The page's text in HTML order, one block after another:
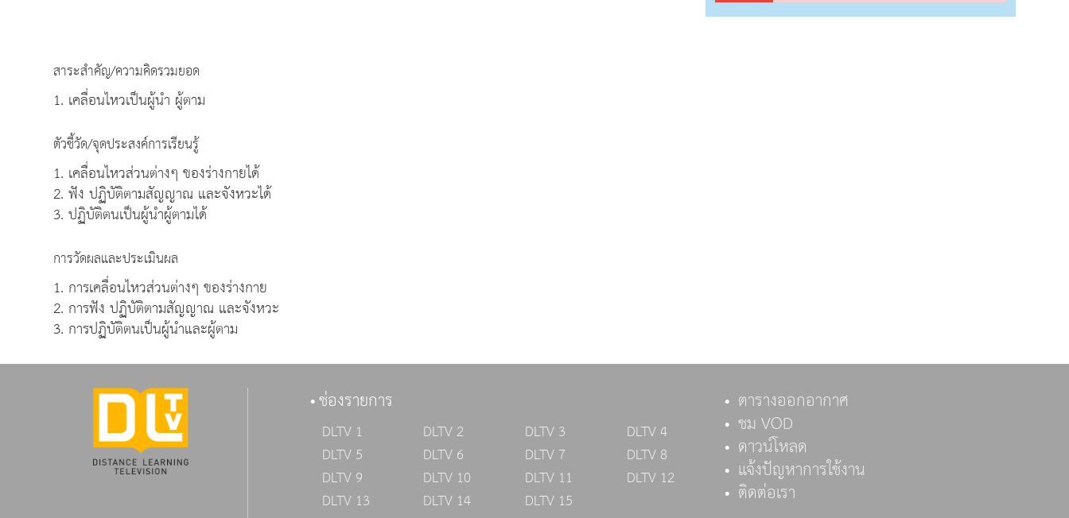
สาระสำคัญ/ความคิดรวมยอด
1. เคลื่อนไหวเป็นผู้นำ ผู้ตาม
ตัวชี้วัด/จุดประสงค์การเรียนรู้
1. เคลื่อนไหวส่วนต่างๆ ของร่างกายได้
2. ฟัง ปฏิบัติตามสัญญาณ และจังหวะได้
3. ปฏิบัติตนเป็นผู้นำผู้ตามได้
การวัดผลและประเมินผล
1. การเคลื่อนไหวส่วนต่างๆ ของร่างกาย
2. การฟัง ปฏิบัติตามสัญญาณ และจังหวะ
3. การปฏิบัติตนเป็นผู้นำและผู้ตาม
ช่องรายการ
DLTV 1 DLTV 2 DLTV 3
DLTV 4
DLTV 5
DLTV 6 DLTV 7
DLTV 8
DLTV 9
DLTV 10 DLTV 11
DLTV 12
DLTV 13
DLTV 14 DLTV 15
ตารางออกอากาศ
ชม VOD
ดาวน์โหลด
แจ้งปัญหาการใช้งาน
ติดต่อเรา